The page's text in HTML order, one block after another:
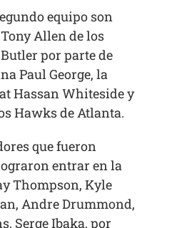
equipo son
Allen de los
por parte de
Paul George, la
Hassan Whiteside y
Hawks de Atlanta.
que fueron
entrar en la
Thompson, Kyle
Andre Drummond,
Serge Ibaka, por